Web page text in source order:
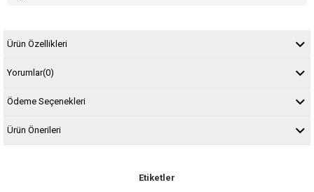
Ürün Özellikleri
Yorumlar(0)
Ödeme Seçenekleri
Ürün Önerileri
Etiketler